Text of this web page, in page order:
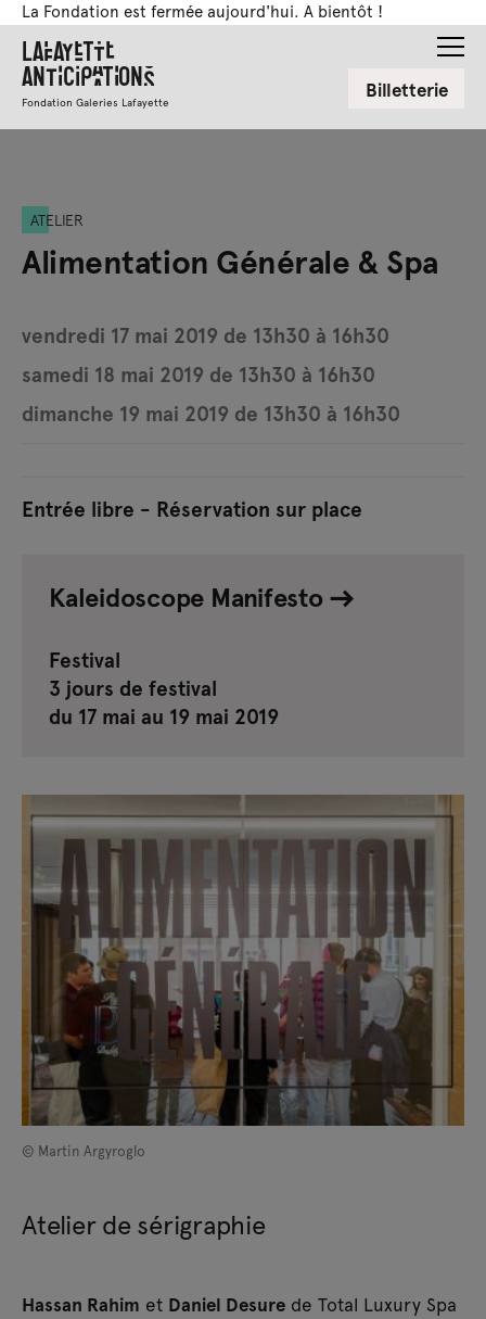
La Fondation est fermée aujourd'hui. A bientôt !
Lafayette
Anticipations
Fondation Galeries Lafayette Billetterie
ATELIER
Alimentation Générale & Spa
vendredi 17 mai 2019 de 13h30 à 16h30
samedi 18 mai 2019 de 13h30 à 16h30
dimanche 19 mai 2019 de 13h30 à 16h30
Entrée libre - Réservation sur place
Kaleidoscope Manifesto
Festival
3 jours de festival
du 17 mai au 19 mai 2019
© Martin Argyroglo
Atelier de sérigraphie
Hassan Rahim et Daniel Desure de Total Luxury Spa